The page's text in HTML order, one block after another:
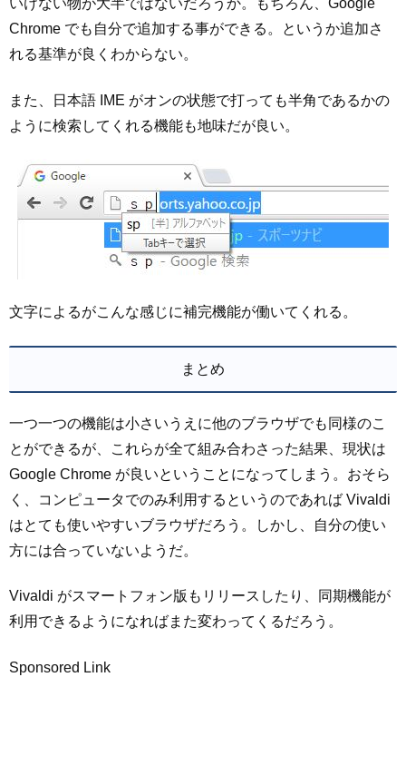
いけない物が大半ではないだろうか。もちろん、Google
Chrome でも自分で追加する事ができる。というか追加さ
れる基準が良くわからない。
また、日本語 IME がオンの状態で打っても半角であるかの
ように検索してくれる機能も地味だが良い。
文字によるがこんな感じに補完機能が働いてくれる。
まとめ
一つ一つの機能は小さいうえに他のブラウザでも同様のこ
とができるが、これらが全て組み合わさった結果、現状は
Google Chrome が良いということになってしまう。おそら
く、コンピュータでのみ利用するというのであれば Vivaldi
はとても使いやすいブラウザだろう。しかし、自分の使い
方には合っていないようだ。
Vivaldi がスマートフォン版もリリースしたり、同期機能が
利用できるようになればまた変わってくるだろう。
Sponsored Link